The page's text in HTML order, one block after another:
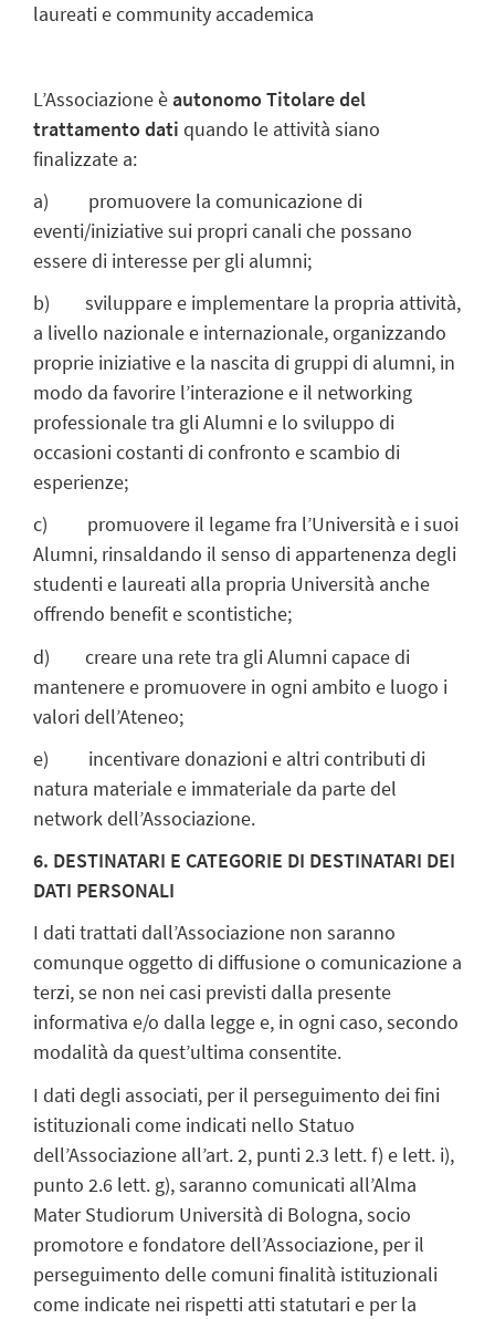
laureati e community accademica
L’Associazione èautonomo Titolare del
trattamento dati quando le attività siano
finalizzate a:
a) promuovere la comunicazione di
eventi/iniziative sui propri canali che possano
essere di interesse per gli alumni;
b) sviluppare e implementare la propria attività,
a livello nazionale e internazionale, organizzando
proprie iniziative e la nascita di gruppi di alumni, in
modo da favorire l’interazione e il networking
professionale tra gli Alumni e lo sviluppo di
occasioni costanti di confronto e scambio di
esperienze;
c) promuovere il legame fra l’Università e i suoi
Alumni, rinsaldando il senso di appartenenza degli
studenti e laureati alla propria Università anche
offrendo benefit e scontistiche;
d) creare una rete tra gli Alumni capace di
mantenere e promuovere in ogni ambito e luogo i
valori dell’Ateneo;
e) incentivare donazioni e altri contributi di
natura materiale e immateriale da parte del
network dell’Associazione.
6. DESTINATARI E CATEGORIE DI DESTINATARI DEI
DATI PERSONALI
I dati trattati dall’Associazione non saranno
comunque oggetto di diffusione o comunicazione a
terzi, se non nei casi previsti dalla presente
informativa e/o dalla legge e, in ogni caso, secondo
modalità da quest’ultima consentite.
I dati degli associati, per il perseguimento dei fini
istituzionali come indicati nello Statuo
dell’Associazione all’art. 2, punti 2.3 lett. f) e lett. i),
punto 2.6 lett. g), saranno comunicati all’Alma
Mater Studiorum Università di Bologna, socio
promotore e fondatore dell’Associazione, per il
perseguimento delle comuni finalità istituzionali
come indicate nei rispetti atti statutari e per la